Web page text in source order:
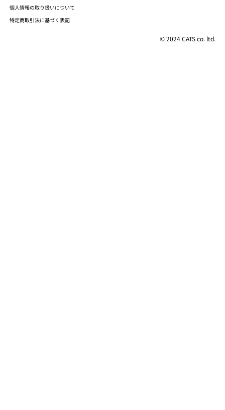
個人情報の取り扱いについて
特定商取引法に基づく表記
© 2024 CATS co. ltd.